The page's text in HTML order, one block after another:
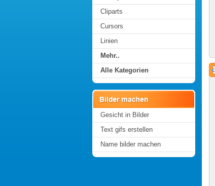
Cliparts
Cursors
Linien
Mehr..
Alle Kategorien
Gesicht in Bilder
Text gifs erstellen
Name bilder machen